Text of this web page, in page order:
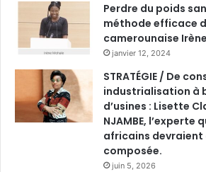
Perdre du poids
méthode efficace
camerounaise
janvier 12, 2024
STRATÉGIE / De
industrialisation à
d’usines : Lisette
NJAMBE, l’experte
africains devraient
composée.
juin 5, 2026